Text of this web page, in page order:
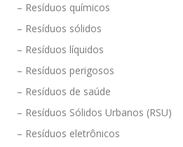
– Resíduos químicos
– Resíduos sólidos
– Resíduos líquidos
– Resíduos perigosos
– Resíduos de saúde
– Resíduos Sólidos Urbanos (RSU)
– Resíduos eletrônicos